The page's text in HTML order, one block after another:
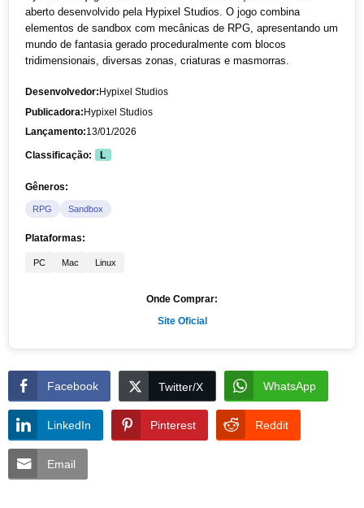
aberto desenvolvido pela Hypixel Studios. O jogo combina
elementos de sandbox com mecânicas de RPG, apresentando um
mundo de fantasia gerado proceduralmente com blocos
tridimensionais, diversas zonas, criaturas e masmorras.
Desenvolvedor: Hypixel Studios
Publicadora:Hypixel Studios
Lançamento:13/01/2026
Classificação: L
Gêneros:
RPG Sandbox
Plataformas:
PC Mac Linux
Onde Comprar:
Site Oficial
Facebook Twitter/X WhatsApp
LinkedIn Pinterest Reddit
Email